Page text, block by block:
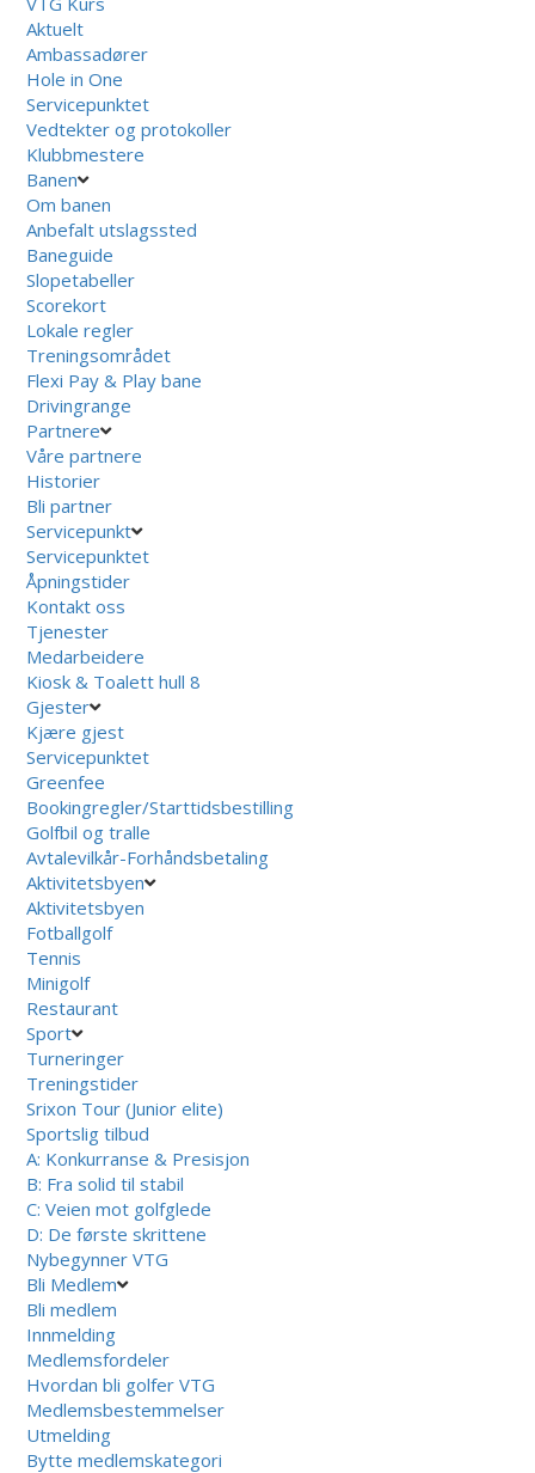
Aktuelt
Ambassadører
Hole in One
Servicepunktet
Vedtekter og protokoller
Klubbmestere
Banen
Om banen
Anbefalt utslagssted
Baneguide
Slopetabeller
Scorekort
Lokale regler
Treningsområdet
Flexi Pay & Play bane
Drivingrange
Partnere
Våre partnere
Historier
Bli partner
Servicepunkt
Servicepunktet
Åpningstider
Kontakt oss
Tjenester
Medarbeidere
Kiosk & Toalett hull 8
Gjester
Kjære gjest
Servicepunktet
Greenfee
Bookingregler/Starttidsbestilling
Golfbil og tralle
Avtalevilkår-Forhåndsbetaling
Aktivitetsbyen
Aktivitetsbyen
Fotballgolf
Tennis
Minigolf
Restaurant
Sport
Turneringer
Treningstider
Srixon Tour (Junior elite)
Sportslig tilbud
A: Konkurranse & Presisjon
B: Fra solid til stabil
C: Veien mot golfglede
D: De første skrittene
Nybegynner VTG
Bli Medlem
Bli medlem
Innmelding
Medlemsfordeler
Hvordan bli golfer VTG
Medlemsbestemmelser
Utmelding
Bytte medlemskategori